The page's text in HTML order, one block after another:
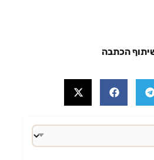
הכתבה